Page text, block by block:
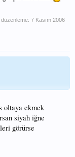
7 Kasım 2006
oltaya ekmek
siyah iğne
görürse